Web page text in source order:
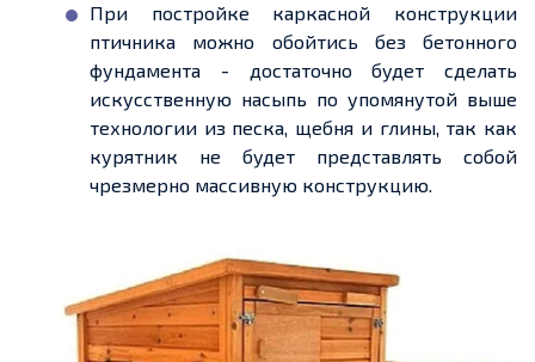
При постройке каркасной конструкции
птичника можно обойтись без бетонного
фундамента - достаточно будет сделать
искусственную насыпь по упомянутой выше
технологии из песка, щебня и глины, так как
курятник не будет представлять собой
чрезмерно массивную конструкцию.